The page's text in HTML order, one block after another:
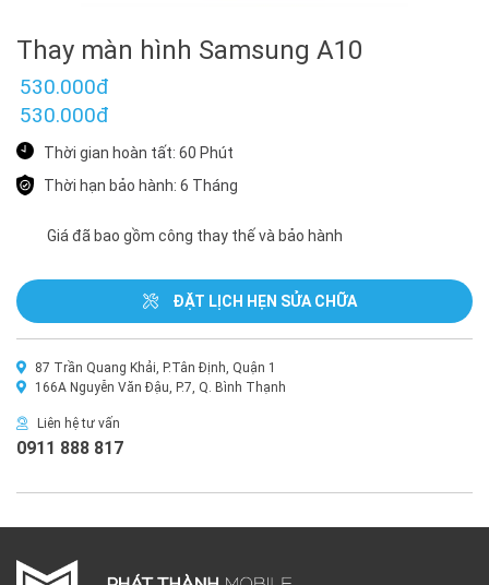
Thay màn hình Samsung A10
530.000đ
530.000đ
Thời gian hoàn tất: 60 Phút
Thời hạn bảo hành: 6 Tháng
Giá đã bao gồm công thay thế và bảo hành
ĐẶT LỊCH HẸN SỬA CHỮA
87 Trần Quang Khải, P.Tân Định, Quận 1
166A Nguyễn Văn Đậu, P.7, Q. Bình Thạnh
Liên hệ tư vấn
0911 888 817